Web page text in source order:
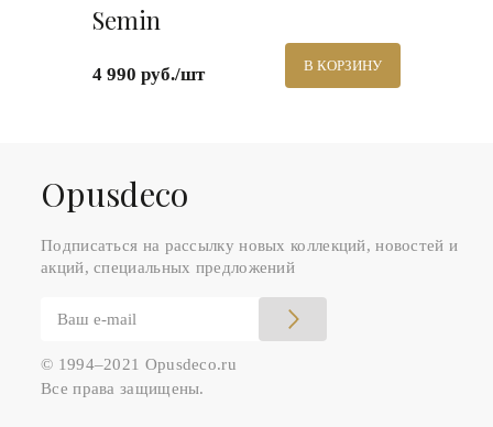
Semin
4 990 руб./шт В КОРЗИНУ
Оpusdeco
Подписаться на рассылку новых коллекций, новостей и
акций, специальных предложений
© 1994–2021 Opusdeco.ru
Все права защищены.